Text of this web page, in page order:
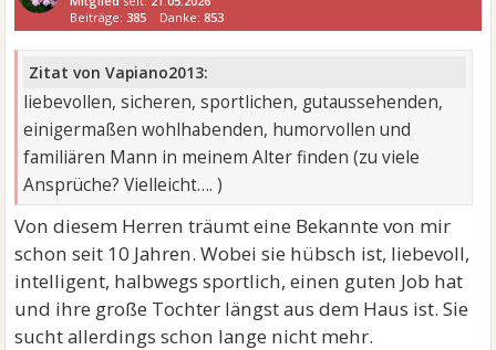
Beiträge: 385 Danke:853
Zitat von Vapiano2013:
liebevollen, sicheren, sportlichen, gutaussehenden,
einigermaßen wohlhabenden, humorvollen und
familiären Mann in meinem Alter finden (zu viele
Ansprüche? Vielleicht…. )
Von diesem Herren träumt eine Bekannte von mir
schon seit 10 Jahren. Wobei sie hübsch ist, liebevoll,
intelligent, halbwegs sportlich, einen guten Job hat
und ihre große Tochter längst aus dem Haus ist. Sie
sucht allerdings schon lange nicht mehr.